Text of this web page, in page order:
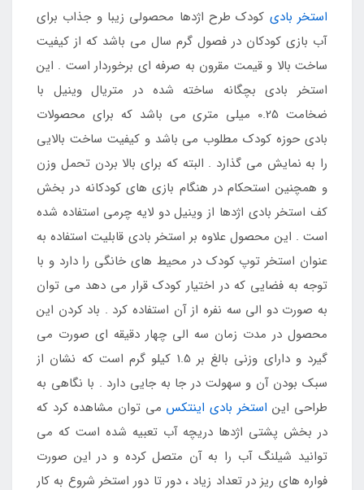
استخر بادی کودک طرح اژدها محصولی زیبا و جذاب برای
آب بازی کودکان در فصول گرم سال می باشد که از کیفیت
ساخت بالا و قیمت مقرون به صرفه ای برخوردار است . این
استخر بادی بچگانه ساخته شده در متریال وینیل با
ضخامت 0.25 میلی متری می باشد که برای محصولات
بادی حوزه کودک مطلوب می باشد و کیفیت ساخت بالایی
را به نمایش می گذارد . البته که برای بالا بردن تحمل وزن
و همچنین استحکام در هنگام بازی های کودکانه در بخش
کف استخر بادی اژدها از وینیل دو لایه چرمی استفاده شده
است . این محصول علاوه بر استخر بادی قابلیت استفاده به
عنوان استخر توپ کودک در محیط های خانگی را دارد و با
توجه به فضایی که در اختیار کودک قرار می دهد می توان
به صورت دو الی سه نفره از آن استفاده کرد . باد کردن این
محصول در مدت زمان سه الی چهار دقیقه ای صورت می
گیرد و دارای وزنی بالغ بر 1.5 کیلو گرم است که نشان از
سبک بودن آن و سهولت در جا به جایی دارد . با نگاهی به
طراحی این استخر بادی اینتکس می توان مشاهده کرد که
در بخش پشتی اژدها دریچه آب تعبیه شده است که می
توانید شیلنگ آب را به آن متصل کرده و در این صورت
فواره های ریز در تعداد زیاد ، دور تا دور استخر شروع به کار